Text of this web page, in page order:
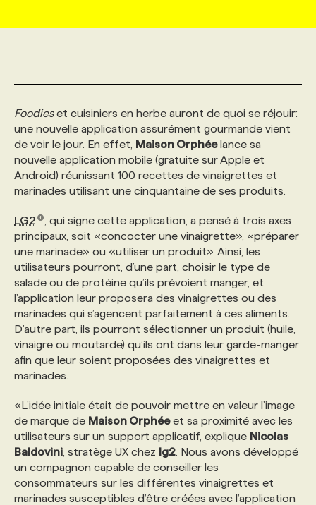
AFFAIRES DE L'INDUSTRIE
INITIATIVES NUMÉRIQUES
PRIX ET DISTINCTIONS
TENDANCES
WEB & MÉDIAS SOCIAUX
MARKETING DURABLE
GEO/SEO
ÉVÉNEMENTIEL
NOS AUTEUR‧RICES
INFOLETTRE PUBLICITÉ
ANNONCEZ AVEC NOUS
CONSULTER LA CVTHÈQUE
PROFIL ENTREPRISE
FAQ
ANNONCEZ AVEC NOUS
VOIR LES OFFRES
PROFIL CANDIDAT
FAQ
ANNONCEZ AVEC NOUS
NOS FORMATIONS EN LIGNE
NOS PARCOURS DE FORMATIONS
FORMATIONS PERSONNALISÉES
NOS FORMATEUR‧RICES
POURQUOI CHOISIR NOS FORMATIONS
NOS TARIFS
PROGRAMMES DE SUBVENTIONS
ANNONCEZ AVEC NOUS
CHASSE DE TÊTE
SERVICE DE CHASSE DE TÊTE
NOS TARIFS
NOS EXPERTISES
ANNONCEZ AVEC NOUS
Foodieset cuisiniers en herbe auront de quoi se réjouir:
une nouvelle application assurément gourmande vient
de voir le jour. En effet, Maison Orphéelance sa
nouvelle application mobile (gratuite sur Apple et
Android) réunissant 100 recettes de vinaigrettes et
marinades utilisant une cinquantaine de ses produits.
LG2
, qui signe cette application, a pensé à trois axes
principaux, soit «concocter une vinaigrette», «préparer
une marinade» ou «utiliser un produit». Ainsi, les
utilisateurs pourront, d’une part, choisir le type de
salade ou de protéine qu’ils prévoient manger, et
l’application leur proposera des vinaigrettes ou des
marinades qui s’agencent parfaitement à ces aliments.
D’autre part, ils pourront sélectionner un produit (huile,
vinaigre ou moutarde) qu’ils ont dans leur garde-manger
afin que leur soient proposées des vinaigrettes et
marinades.
«L’idée initiale était de pouvoir mettre en valeur l’image
de marque de Maison Orphéeet sa proximité avec les
utilisateurs sur un support applicatif, explique Nicolas
Baldovini , stratège UX chez lg2 . Nous avons développé
un compagnon capable de conseiller les
consommateurs sur les différentes vinaigrettes et
marinades susceptibles d’être créées avec l’application